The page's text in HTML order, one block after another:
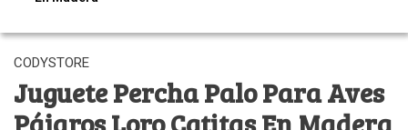
CODYSTORE
Juguete Percha Palo Para Aves